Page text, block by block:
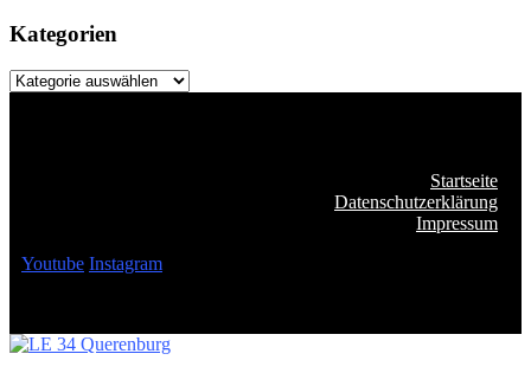
Kategorien
Kategorien
Startseite
Datenschutzerklärung
Impressum
Youtube Instagram